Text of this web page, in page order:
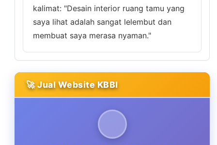
kalimat: "Desain interior ruang tamu yang
saya lihat adalah sangat lelembut dan
membuat saya merasa nyaman."
🚀 Jual Website KBBI